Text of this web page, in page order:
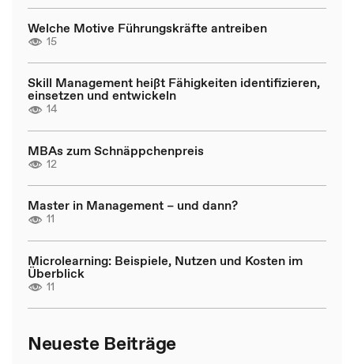
Welche Motive Führungskräfte antreiben
15
Skill Management heißt Fähigkeiten identifizieren,
einsetzen und entwickeln
14
MBAs zum Schnäppchenpreis
12
Master in Management – und dann?
11
Microlearning: Beispiele, Nutzen und Kosten im
Überblick
11
Neueste Beiträge